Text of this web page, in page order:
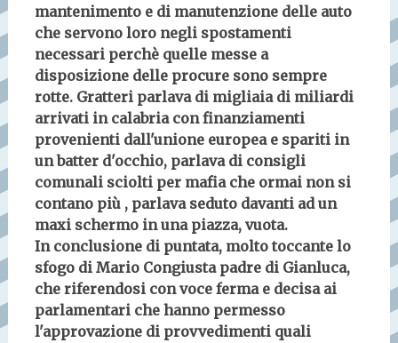
mantenimento e di manutenzione delle auto
che servono loro negli spostamenti
necessari perchè quelle messe a
disposizione delle procure sono sempre
rotte. Gratteri parlava di migliaia di miliardi
arrivati in calabria con finanziamenti
provenienti dall'unione europea e spariti in
un batter d'occhio, parlava di consigli
comunali sciolti per mafia che ormai non si
contano più , parlava seduto davanti ad un
maxi schermo in una piazza, vuota.
In conclusione di puntata, molto toccante lo
sfogo di Mario Congiusta padre di Gianluca,
che riferendosi con voce ferma e decisa ai
parlamentari che hanno permesso
l'approvazione di provvedimenti quali